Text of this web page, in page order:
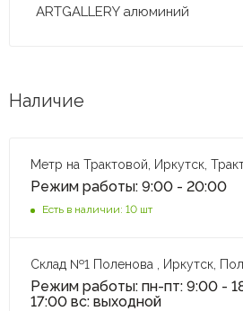
ARTGALLERY алюминий
Наличие
Метр на Трактовой, Иркутск,
Режим работы: 9:00 - 20:00
Есть в наличии: 10 шт
Склад №1 Поленова , Иркутск,
Режим работы: пн-пт: 9:00 -
17:00 вс: выходной